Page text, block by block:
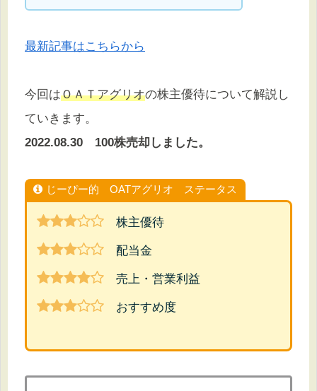
最新記事はこちらから
今回はＯＡＴアグリオの株主優待について解説し
ていきます。
2022.08.30 100株売却しました。
じーぴー的 OATアグリオ ステータス
株主優待
配当金
売上・営業利益
おすすめ度